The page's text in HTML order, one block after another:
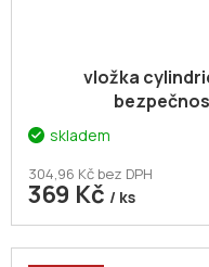
vložka
skladem
304,96 Kč bez DPH
369 Kč / ks